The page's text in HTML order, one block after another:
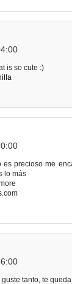
is so cute :)
precioso me
lo más
tanto, te